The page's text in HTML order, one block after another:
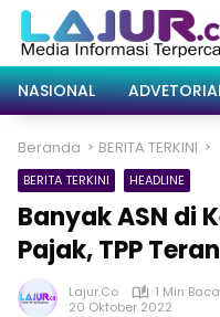
Langsung
konten
NASIONAL
Beranda BERITA TERKINI
BERITA TERKINI HEADLINE
Banyak ASN di
Pajak, TPP
Lajur.co
1 Min Baca
20 Oktober 2022